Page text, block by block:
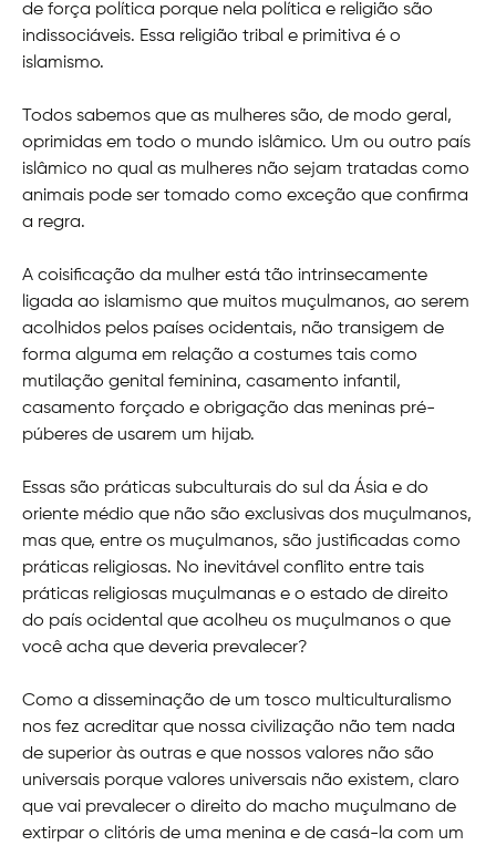
de força política porque nela política e religião são
indissociáveis. Essa religião tribal e primitiva é o
islamismo.
Todos sabemos que as mulheres são, de modo geral,
oprimidas em todo o mundo islâmico. Um ou outro país
islâmico no qual as mulheres não sejam tratadas como
animais pode ser tomado como exceção que confirma
a regra.
A coisificação da mulher está tão intrinsecamente
ligada ao islamismo que muitos muçulmanos, ao serem
acolhidos pelos países ocidentais, não transigem de
forma alguma em relação a costumes tais como
mutilação genital feminina, casamento infantil,
casamento forçado e obrigação das meninas pré-
púberes de usarem um hijab.
Essas são práticas subculturais do sul da Ásia e do
oriente médio que não são exclusivas dos muçulmanos,
mas que, entre os muçulmanos, são justificadas como
práticas religiosas. No inevitável conflito entre tais
práticas religiosas muçulmanas e o estado de direito
do país ocidental que acolheu os muçulmanos o que
você acha que deveria prevalecer?
Como a disseminação de um tosco multiculturalismo
nos fez acreditar que nossa civilização não tem nada
de superior às outras e que nossos valores não são
universais porque valores universais não existem, claro
que vai prevalecer o direito do macho muçulmano de
extirpar o clitóris de uma menina e de casá-la com um